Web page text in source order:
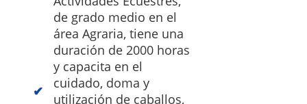
de grado medio en el
área Agraria, tiene una
duración de 2000 horas
y capacita en el
cuidado, doma y
utilización de caballos,